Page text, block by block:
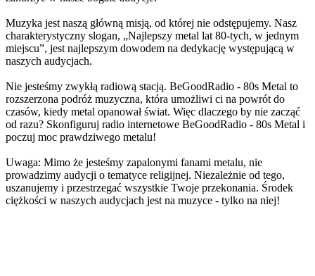
Muzyka jest naszą główną misją, od której nie odstępujemy. Nasz
charakterystyczny slogan, „Najlepszy metal lat 80-tych, w jednym
miejscu”, jest najlepszym dowodem na dedykację występującą w
naszych audycjach.
Nie jesteśmy zwykłą radiową stacją. BeGoodRadio - 80s Metal to
rozszerzona podróż muzyczna, która umożliwi ci na powrót do
czasów, kiedy metal opanował świat. Więc dlaczego by nie zacząć
od razu? Skonfiguruj radio internetowe BeGoodRadio - 80s Metal i
poczuj moc prawdziwego metalu!
Uwaga: Mimo że jesteśmy zapalonymi fanami metalu, nie
prowadzimy audycji o tematyce religijnej. Niezależnie od tego,
uszanujemy i przestrzegać wszystkie Twoje przekonania. Środek
ciężkości w naszych audycjach jest na muzyce - tylko na niej!